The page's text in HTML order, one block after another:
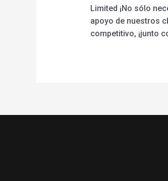
Limited ¡No sólo
apoyo de nuestros
competitivo, ¡junto